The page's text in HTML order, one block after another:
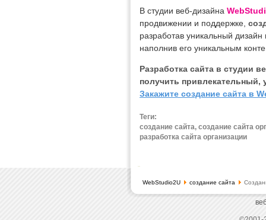
В студии веб-дизайна
продвижении и поддержке,
разработав уникальный
наполнив его уникальным
Разработка сайта в студии
получить
Закажите создание сайта в
Теги:
создание сайта, создание сайта
разработка сайта организации
WebStudio2U создание сайта